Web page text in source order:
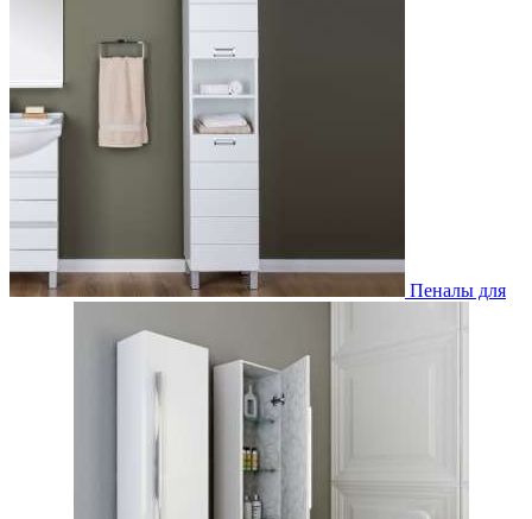
Пеналы для